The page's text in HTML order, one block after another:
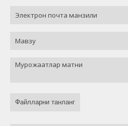
Файлларни танланг